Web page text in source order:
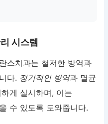
시스템
스치과는 철저한 방역과
다. 정기적인 방역과 멸균
게 실시하며, 이는
수 있도록 도와줍니다.